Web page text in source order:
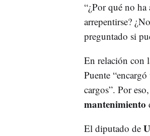
“¿Por qué no
arrepentirse?
preguntado si
En relación con
Puente
cargos”. Por
mantenimiento
El diputado de